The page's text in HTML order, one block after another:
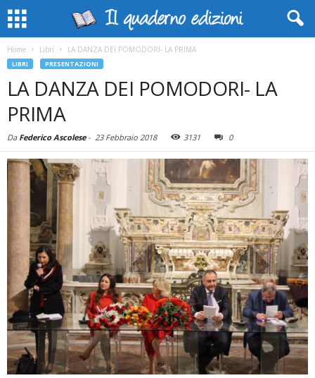
Home Libri LA DANZA DEI POMODORI- LA PRIMA
LIBRI PRESENTAZIONI
LA DANZA DEI POMODORI- LA
PRIMA
Da Federico Ascolese- 23 Febbraio 2018 3131 0